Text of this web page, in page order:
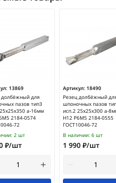
13869
долбёжный для
пазов тип3
а-16мм
2184-0574
72
2 шт
₽/шт
Артикул: 18490
Резец долбёжный
шпоночных пазов
исп.2 25х25х300 а-
Н12 Р6М5 2184-0555
ГОСТ10046-72
В наличии: 6 шт
1 990 ₽/шт